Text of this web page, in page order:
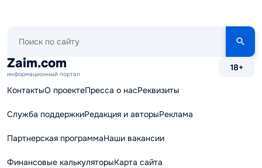
сайту
Zaim.com
информационный портал
18+
КонтактыО проектеПресса о насРеквизиты
Служба поддержкиРедакция и авторыРеклама
Партнерская программаНаши вакансии
Финансовые калькуляторыКарта сайта